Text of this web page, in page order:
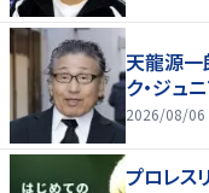
天龍源一
ク・ジュ
2026/08/06
プロレス